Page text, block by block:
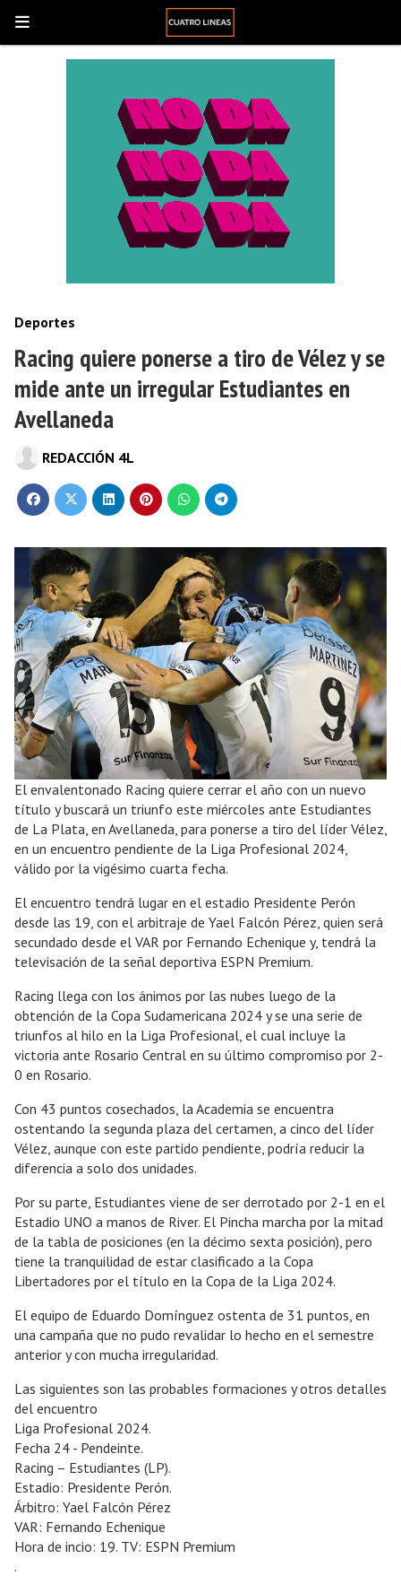
Racing quiere ponerse a tiro de Vélez y se
mide ante un irregular Estudiantes en
Avellaneda
Deportes
REDACCIÓN 4L
El envalentonado Racing quiere cerrar el año con un nuevo
título y buscará un triunfo este miércoles ante Estudiantes
de La Plata, en Avellaneda, para ponerse a tiro del líder Vélez,
en un encuentro pendiente de la Liga Profesional 2024,
válido por la vigésimo cuarta fecha.
El encuentro tendrá lugar en el estadio Presidente Perón
desde las 19, con el arbitraje de Yael Falcón Pérez, quien será
secundado desde el VAR por Fernando Echenique y, tendrá la
televisación de la señal deportiva ESPN Premium.
Racing llega con los ánimos por las nubes luego de la
obtención de la Copa Sudamericana 2024 y se una serie de
triunfos al hilo en la Liga Profesional, el cual incluye la
victoria ante Rosario Central en su último compromiso por 2-
0 en Rosario.
Con 43 puntos cosechados, la Academia se encuentra
ostentando la segunda plaza del certamen, a cinco del líder
Vélez, aunque con este partido pendiente, podría reducir la
diferencia a solo dos unidades.
Por su parte, Estudiantes viene de ser derrotado por 2-1 en el
Estadio UNO a manos de River. El Pincha marcha por la mitad
de la tabla de posiciones (en la décimo sexta posición), pero
tiene la tranquilidad de estar clasificado a la Copa
Libertadores por el título en la Copa de la Liga 2024.
El equipo de Eduardo Domínguez ostenta de 31 puntos, en
una campaña que no pudo revalidar lo hecho en el semestre
anterior y con mucha irregularidad.
Las siguientes son las probables formaciones y otros detalles
del encuentro
Liga Profesional 2024.
Fecha 24 - Pendeinte.
Racing – Estudiantes (LP).
Estadio: Presidente Perón.
Árbitro: Yael Falcón Pérez
VAR: Fernando Echenique
Hora de incio: 19. TV: ESPN Premium
.